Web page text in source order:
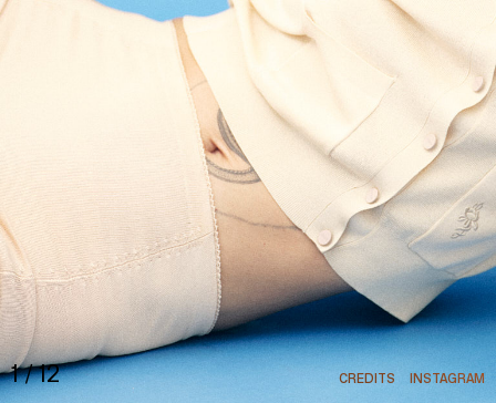
1/12 CREDITS INSTAGRAM